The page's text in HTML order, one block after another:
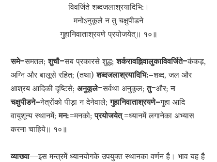
विवर्जिते शब्दजलाश्रयादिभि:।
मनोऽनुकूले न तु चक्षुपीडने
गुहानिवाताश्रयणे प्रयोजयेत्॥ १०॥
समे=समतल;शुचौ=सब प्रकारसे शुद्ध;शर्करावह्निवालुकाविवर्जिते=कंकड़,
अग्नि और बालूसे रहित; (तथा)शब्दजलाश्रयादिभि:=शब्द, जल और
आश्रय आदिकी दृष्टिसे;अनुकूले=सर्वथा अनुकूल;तु=और;न
चक्षुपीडने=नेत्रोंको पीड़ा न देनेवाले;गुहानिवाताश्रयणे=गुहा आदि
वायुशून्य स्थानमें;मन:=मनको;प्रयोजयेत् =ध्यानमें लगानेका अभ्यास
करना चाहिये॥ १०॥
व्याख्या—इस मन्त्रमें ध्यानयोगके उपयुक्त स्थानका वर्णन है। भाव यह है